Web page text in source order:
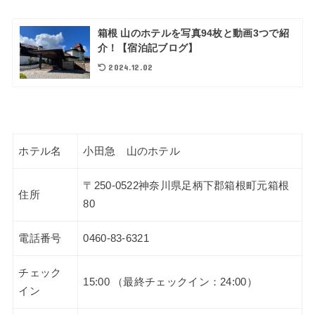
箱根 山のホテルを写真94枚と動画3つで紹
介！【宿泊記ブログ】
2024.12.02
ホテル名 小田急 山のホテル
住所
〒250-0522神奈川県足柄下郡箱根町元箱根
80
電話番号 0460-83-6321
チェック
イン
15:00 （最終チェックイン：24:00）